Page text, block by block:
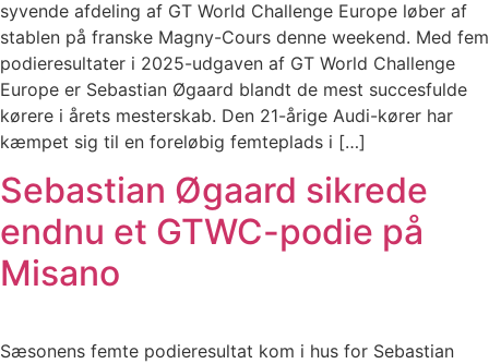
syvende afdeling af GT World Challenge Europe løber af
stablen på franske Magny-Cours denne weekend. Med fem
podieresultater i 2025-udgaven af GT World Challenge
Europe er Sebastian Øgaard blandt de mest succesfulde
kørere i årets mesterskab. Den 21-årige Audi-kører har
kæmpet sig til en foreløbig femteplads i […]
Sebastian Øgaard sikrede
endnu et GTWC-podie på
Misano
Sæsonens femte podieresultat kom i hus for Sebastian